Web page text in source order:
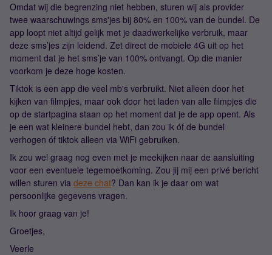
Omdat wij die begrenzing niet hebben, sturen wij als provider
twee waarschuwings sms'jes bij 80% en 100% van de bundel. De
app loopt niet altijd gelijk met je daadwerkelijke verbruik, maar
deze sms’jes zijn leidend. Zet direct de mobiele 4G uit op het
moment dat je het sms’je van 100% ontvangt. Op die manier
voorkom je deze hoge kosten.
Tiktok is een app die veel mb's verbruikt. Niet alleen door het
kijken van filmpjes, maar ook door het laden van alle filmpjes die
op de startpagina staan op het moment dat je de app opent. Als
je een wat kleinere bundel hebt, dan zou ik óf de bundel
verhogen óf tiktok alleen via WiFi gebruiken.
Ik zou wel graag nog even met je meekijken naar de aansluiting
voor een eventuele tegemoetkoming. Zou jij mij een privé bericht
willen sturen via deze chat? Dan kan ik je daar om wat
persoonlijke gegevens vragen.
Ik hoor graag van je!
Groetjes,
Veerle